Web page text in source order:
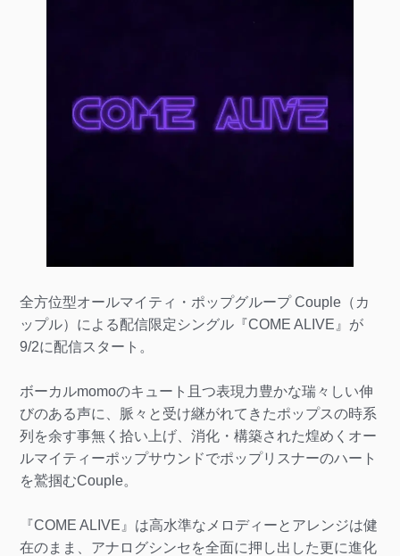
全方位型オールマイティ・ポップグループ Couple（カ
ップル）による配信限定シングル『COME ALIVE』が
9/2に配信スタート。
ボーカルmomoのキュート且つ表現力豊かな瑞々しい伸
びのある声に、脈々と受け継がれてきたポップスの時系
列を余す事無く拾い上げ、消化・構築された煌めくオー
ルマイティーポップサウンドでポップリスナーのハート
を鷲掴むCouple。
『COME ALIVE』は高水準なメロディーとアレンジは健
在のまま、アナログシンセを全面に押し出した更に進化